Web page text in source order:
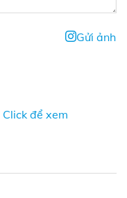
Gửi ảnh
Click để xem